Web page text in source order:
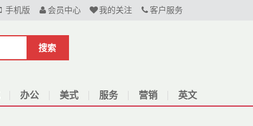
手机版 会员中心 我的关注 客户服务
搜索
办公 美式 服务 营销 英文